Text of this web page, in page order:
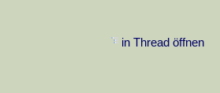
in Thread öffnen